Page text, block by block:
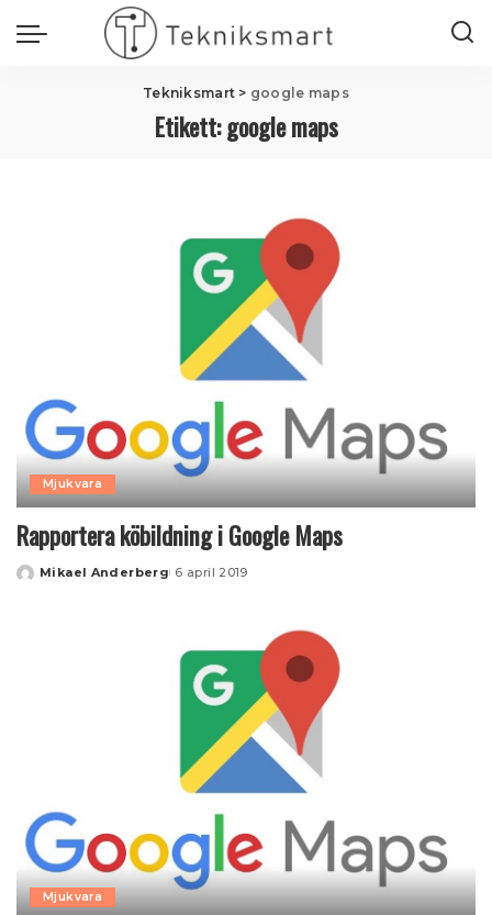
Tekniksmart > google maps
Etikett:google maps
Mjukvara
Rapportera köbildning i Google Maps
Posted
Mikael Anderberg 6 april 2019
Mjukvara